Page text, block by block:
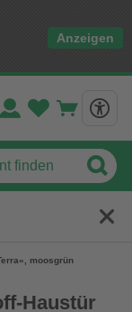
Anzeigen
moosgrün
Haustür